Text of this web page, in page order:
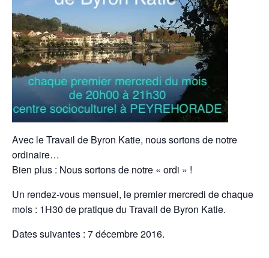
Avec le Travail de Byron Katie, nous sortons de notre
ordinaire…
Bien plus : Nous sortons de notre « ordi » !
Un rendez-vous mensuel, le premier mercredi de chaque
mois : 1H30 de pratique du Travail de Byron Katie.
Dates suivantes : 7 décembre 2016.